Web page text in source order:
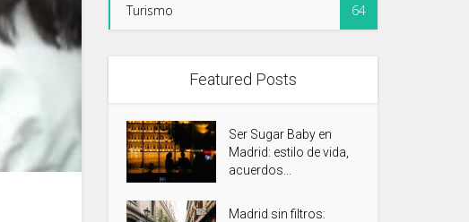
Turismo 64
Featured Posts
Ser Sugar Baby en
Madrid: estilo de vida,
acuerdos...
Madrid sin filtros: